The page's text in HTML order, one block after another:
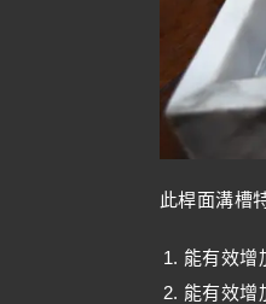
此桿面溝槽
能有效增
能有效增